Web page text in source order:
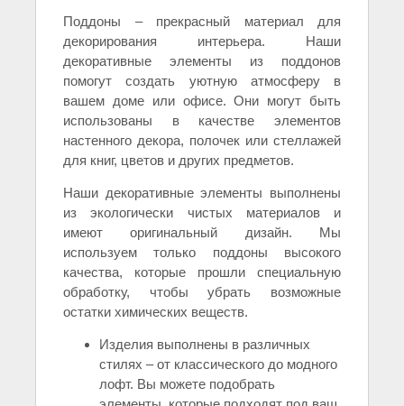
Поддоны – прекрасный материал для
декорирования интерьера. Наши
декоративные элементы из поддонов
помогут создать уютную атмосферу в
вашем доме или офисе. Они могут быть
использованы в качестве элементов
настенного декора, полочек или стеллажей
для книг, цветов и других предметов.
Наши декоративные элементы выполнены
из экологически чистых материалов и
имеют оригинальный дизайн. Мы
используем только поддоны высокого
качества, которые прошли специальную
обработку, чтобы убрать возможные
остатки химических веществ.
Изделия выполнены в различных
стилях – от классического до модного
лофт. Вы можете подобрать